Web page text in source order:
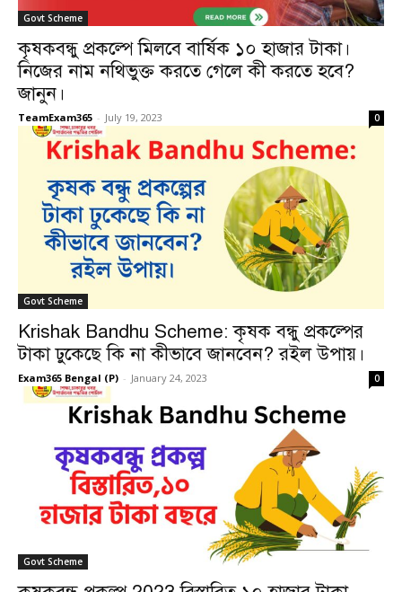
Govt Scheme
কৃষকবন্ধু প্রকল্পে মিলবে বার্ষিক ১০ হাজার টাকা।
নিজের নাম নথিভুক্ত করতে গেলে কী করতে হবে?
জানুন।
TeamExam365 - July 19, 2023 0
Govt Scheme
Krishak Bandhu Scheme: কৃষক বন্ধু প্রকল্পের
টাকা ঢুকেছে কি না কীভাবে জানবেন? রইল উপায়।
Exam365 Bengal (P) - January 24, 2023 0
Govt Scheme